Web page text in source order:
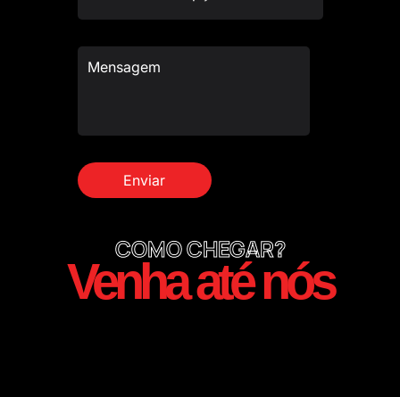
COMO CHEGAR?
Venha até nós